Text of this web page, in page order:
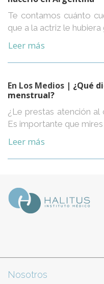
Te contamos cuánto
que a la actriz le
Leer más
En Los Medios | ¿Qué
menstrual?
¿Le prestas atención
Es importante que
Leer más
Nosotros